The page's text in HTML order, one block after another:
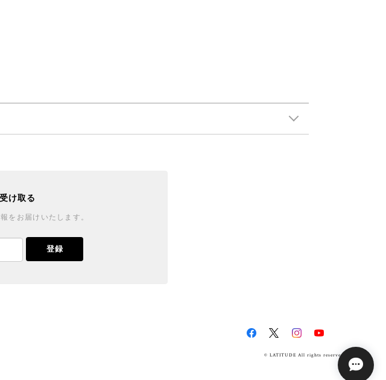
け取る
をお届けいたします。
登録
© LATITUDE All rights reserved.